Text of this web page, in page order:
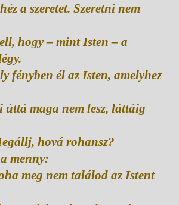
a szeretet. Szeretni nem
hogy – mint Isten – a
fényben él az Isten, amelyhez
úttá maga nem lesz, láttáig
hová rohansz?
menny:
meg nem találod az Istent